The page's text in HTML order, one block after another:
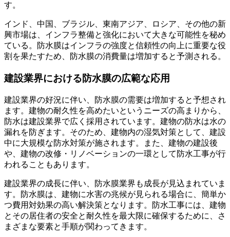
す。
インド、中国、ブラジル、東南アジア、ロシア、その他の新
興市場は、インフラ整備と強化において大きな可能性を秘め
ている。防水膜はインフラの強度と信頼性の向上に重要な役
割を果たすため、防水膜の消費量は増加すると予測される。
建設業界における防水膜の広範な応用
建設業界の好況に伴い、防水膜の需要は増加すると予想され
ます。建物の耐久性を高めたいというニーズの高まりから、
防水は建設業界で広く採用されています。建物の防水は水の
漏れを防ぎます。そのため、建物内の湿気対策として、建設
中に大規模な防水対策が施されます。また、建物の建設後
や、建物の改修・リノベーションの一環として防水工事が行
われることもあります。
建設業界の成長に伴い、防水膜業界も成長が見込まれていま
す。防水膜は、建物に水害の兆候が見られる場合に、簡単か
つ費用対効果の高い解決策となります。防水工事には、建物
とその居住者の安全と耐久性を最大限に確保するために、さ
まざまな要素と手順が関わってきます。